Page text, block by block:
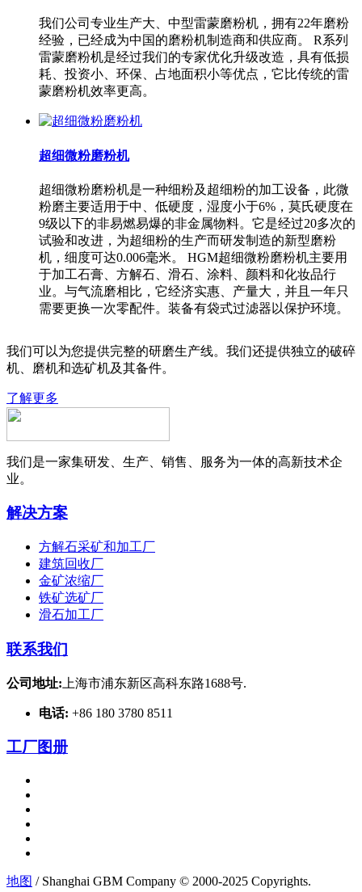
我们公司专业生产大、中型雷蒙磨粉机，拥有22年磨粉
经验，已经成为中国的磨粉机制造商和供应商。 R系列
雷蒙磨粉机是经过我们的专家优化升级改造，具有低损
耗、投资小、环保、占地面积小等优点，它比传统的雷
蒙磨粉机效率更高。
超细微粉磨粉机
超细微粉磨粉机是一种细粉及超细粉的加工设备，此微
粉磨主要适用于中、低硬度，湿度小于6%，莫氏硬度在
9级以下的非易燃易爆的非金属物料。它是经过20多次的
试验和改进，为超细粉的生产而研发制造的新型磨粉
机，细度可达0.006毫米。 HGM超细微粉磨粉机主要用
于加工石膏、方解石、滑石、涂料、颜料和化妆品行
业。与气流磨相比，它经济实惠、产量大，并且一年只
需要更换一次零配件。装备有袋式过滤器以保护环境。
我们可以为您提供完整的研磨生产线。我们还提供独立的破碎
机、磨机和选矿机及其备件。
了解更多
我们是一家集研发、生产、销售、服务为一体的高新技术企
业。
解决方案
方解石采矿和加工厂
建筑回收厂
金矿浓缩厂
铁矿选矿厂
滑石加工厂
联系我们
公司地址: 上海市浦东新区高科东路1688号.
电话: +86 180 3780 8511
工厂图册
地图 / Shanghai GBM Company © 2000-2025 Copyrights.